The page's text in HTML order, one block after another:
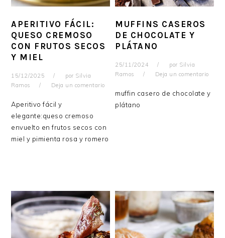
APERITIVO FÁCIL:
QUESO CREMOSO
CON FRUTOS SECOS
Y MIEL
15/12/2025 por Silvia
Ramos
Deja un comentario
Aperitivo fácil y
elegante:queso cremoso
envuelto en frutos secos con
miel y pimienta rosa y romero
MUFFINS CASEROS
DE CHOCOLATE Y
PLÁTANO
25/11/2024 por Silvia
Ramos
Deja un comentario
muffin casero de chocolate y
plátano